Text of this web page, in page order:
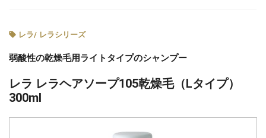
レラ/ レラシリーズ
弱酸性の乾燥毛用ライトタイプのシャンプー
レラ レラヘアソープ105乾燥毛（Lタイプ）
300ml